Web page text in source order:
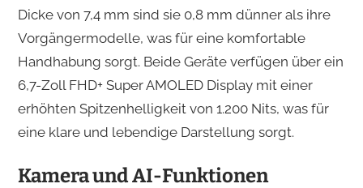
Dicke von 7,4 mm sind sie 0,8 mm dünner als ihre
Vorgängermodelle, was für eine komfortable
Handhabung sorgt. Beide Geräte verfügen über ein
6,7-Zoll FHD+ Super AMOLED Display mit einer
erhöhten Spitzenhelligkeit von 1.200 Nits, was für
eine klare und lebendige Darstellung sorgt. ​
Kamera und AI-Funktionen